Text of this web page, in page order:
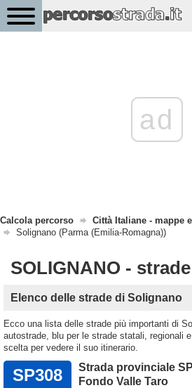
ad
Calcola percorso
Città Italiane - mappe
Solignano (Parma (Emilia-Romagna))
SOLIGNANO -
Elenco delle strade di Solignano
Ecco una lista delle strade più importanti di
autostrade, blu per le strade statali, regionali
scelta per vedere il suo itinerario.
SP308
Strada provinciale
Fondo Valle Taro